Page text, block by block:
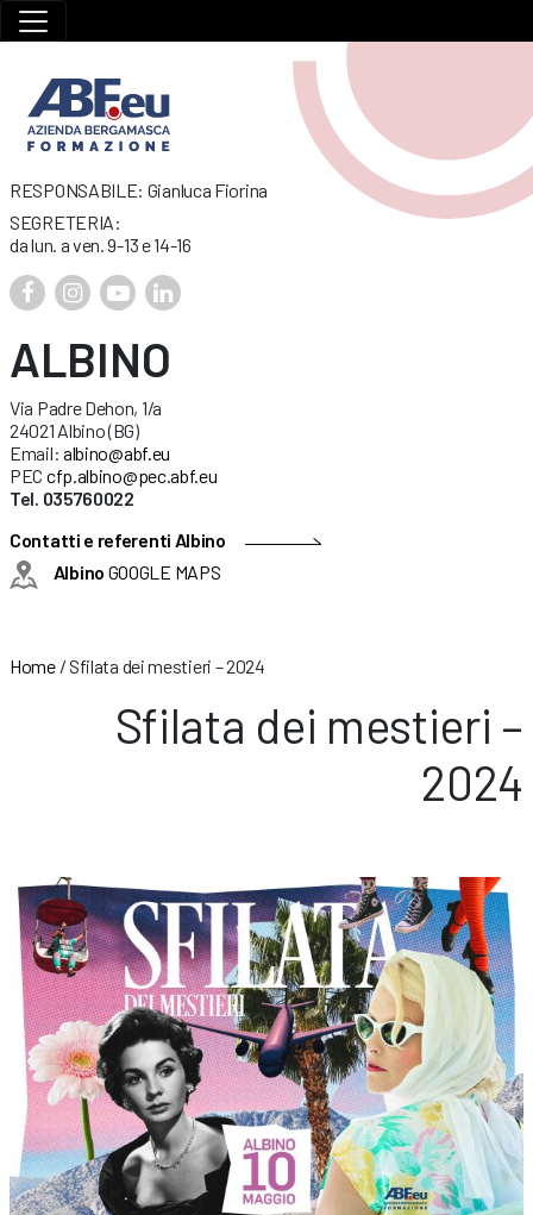
RESPONSABILE: Gianluca Fiorina
SEGRETERIA:
da lun. a ven. 9-13 e 14-16
ALBINO
Via Padre Dehon, 1/a
24021 Albino (BG)
Email: albino@abf.eu
PEC cfp.albino@pec.abf.eu
Tel. 035760022
Contatti e referenti Albino
Albino GOOGLE MAPS
Home/ Sfilata dei mestieri – 2024
Sfilata dei mestieri –
2024